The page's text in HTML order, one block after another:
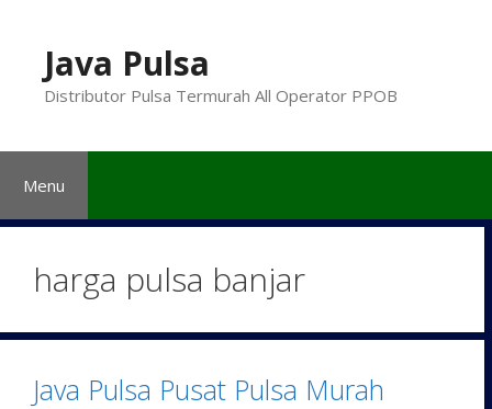
Java Pulsa
Distributor Pulsa Termurah All Operator PPOB
Menu
harga pulsa banjar
Java Pulsa Pusat Pulsa Murah